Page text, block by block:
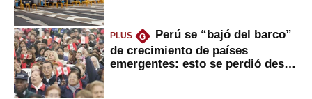
PLUS G
Perú se “bajó del barco”
de crecimiento de países
emergentes: esto se perdió desde